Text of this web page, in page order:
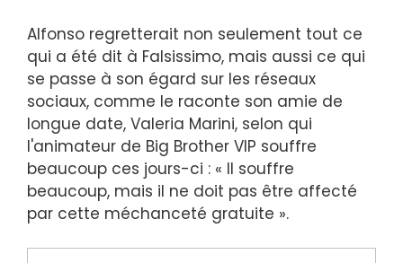
Alfonso regretterait non seulement tout ce
qui a été dit à Falsissimo, mais aussi ce qui
se passe à son égard sur les réseaux
sociaux, comme le raconte son amie de
longue date, Valeria Marini, selon qui
l'animateur de Big Brother VIP souffre
beaucoup ces jours-ci : « Il souffre
beaucoup, mais il ne doit pas être affecté
par cette méchanceté gratuite ».